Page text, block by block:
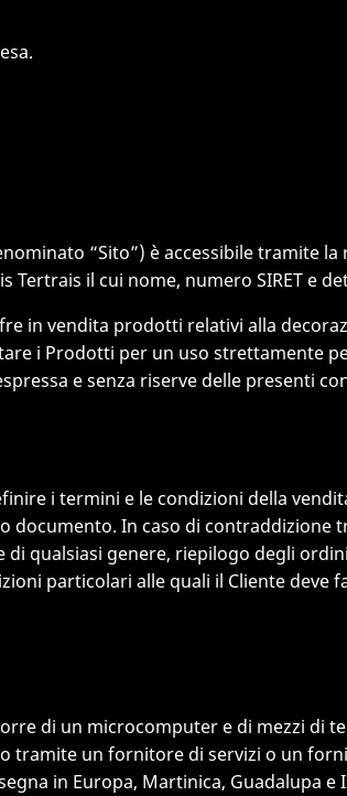
“Sito”) è accessibile tramite
Tertrais il cui nome, numero SIRET e
in vendita prodotti relativi alla
i Prodotti per un uso strettamente
e senza riserve delle presenti
i termini e le condizioni della
documento. In caso di
qualsiasi genere, riepilogo degli
particolari alle quali il Cliente
di un microcomputer e di mezzi di
un fornitore di servizi o un
in Europa, Martinica, Guadalupa